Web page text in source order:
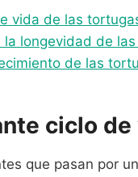
vida de las
la longevidad de
de las
ciclo
que pasan por